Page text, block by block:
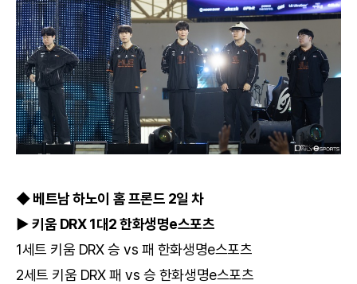
◆ 베트남 하노이 홈 프론드 2일 차
▶ 키움 DRX 1대2 한화생명e스포츠
1세트 키움 DRX 승 vs 패 한화생명e스포츠
2세트 키움 DRX 패 vs 승 한화생명e스포츠